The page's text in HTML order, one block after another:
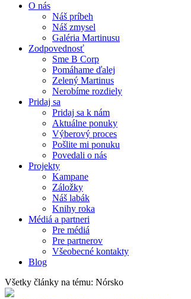
O nás
Náš príbeh
Náš zmysel
Galéria Martinusu
Zodpovednosť
Sme B Corp
Pomáhame ďalej
Zelený Martinus
Nerobíme rozdiely
Pridaj sa
Pridaj sa k nám
Aktuálne ponuky
Výberový proces
Pošlite mi ponuku
Povedali o nás
Projekty
Kampane
Záložky
Náš labák
Knihy roka
Médiá a partneri
Pre médiá
Pre partnerov
Všeobecné kontakty
Blog
Všetky články na tému: Nórsko